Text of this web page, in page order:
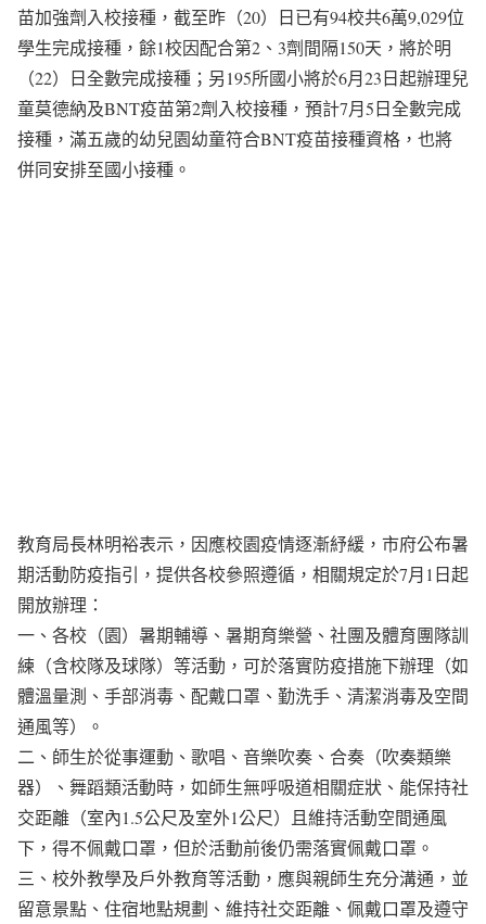
苗加強劑入校接種，截至昨（20）日已有94校共6萬9,029位
學生完成接種，餘1校因配合第2、3劑間隔150天，將於明
（22）日全數完成接種；另195所國小將於6月23日起辦理兒
童莫德納及BNT疫苗第2劑入校接種，預計7月5日全數完成
接種，滿五歲的幼兒園幼童符合BNT疫苗接種資格，也將
併同安排至國小接種。
教育局長林明裕表示，因應校園疫情逐漸紓緩，市府公布暑
期活動防疫指引，提供各校參照遵循，相關規定於7月1日起
開放辦理：
一、各校（園）暑期輔導、暑期育樂營、社團及體育團隊訓
練（含校隊及球隊）等活動，可於落實防疫措施下辦理（如
體溫量測、手部消毒、配戴口罩、勤洗手、清潔消毒及空間
通風等）。
二、師生於從事運動、歌唱、音樂吹奏、合奏（吹奏類樂
器）、舞蹈類活動時，如師生無呼吸道相關症狀、能保持社
交距離（室內1.5公尺及室外1公尺）且維持活動空間通風
下，得不佩戴口罩，但於活動前後仍需落實佩戴口罩。
三、校外教學及戶外教育等活動，應與親師生充分溝通，並
留意景點、住宿地點規劃、維持社交距離、佩戴口罩及遵守